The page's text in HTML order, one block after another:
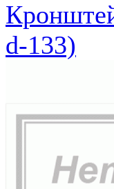
d-133)